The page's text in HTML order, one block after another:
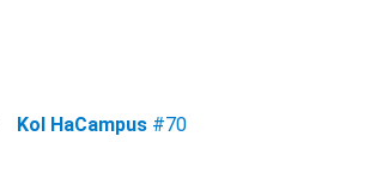
Kol HaCampus #70